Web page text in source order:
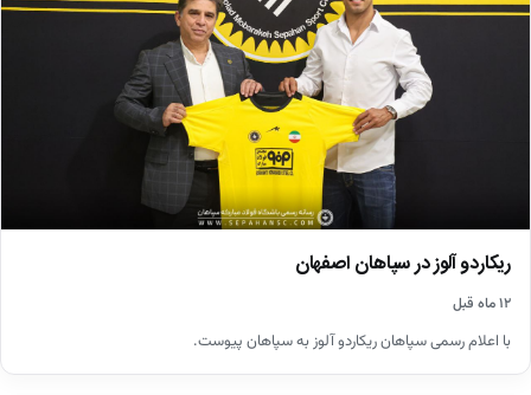
ریکاردو آلوز در سپاهان اصفهان
۱۲ ماه قبل
با اعلام رسمی سپاهان ریکاردو آلوز به سپاهان پیوست.